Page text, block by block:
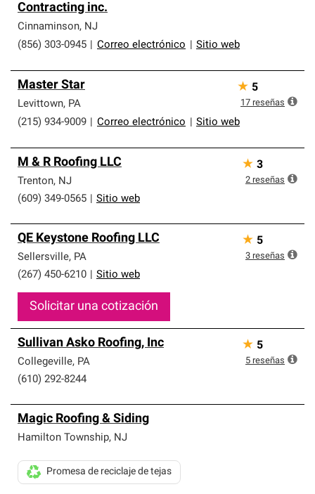
Contracting inc.
Cinnaminson, NJ
(856) 303-0945
Correo electrónico Sitio web
Master Star
Levittown, PA
(215) 934-9009
Correo electrónico Sitio web
★ 5
17 reseñas
M & R Roofing LLC
Trenton, NJ
(609) 349-0565
Sitio web
★ 3
2 reseñas
QE Keystone Roofing LLC
Sellersville, PA
(267) 450-6210
Sitio web
Solicitar una cotización
★ 5
3 reseñas
Sullivan Asko Roofing, Inc
Collegeville, PA
(610) 292-8244
★ 5
5 reseñas
Magic Roofing & Siding
Hamilton Township, NJ
Promesa de reciclaje de tejas